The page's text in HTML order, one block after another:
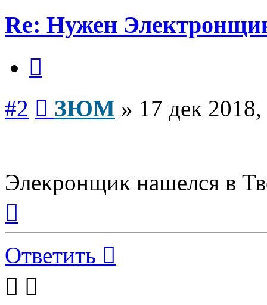
Re: Нужен
#2 ЗЮМ » 17 дек
Элекронщик нашелся в
началу
Ответить